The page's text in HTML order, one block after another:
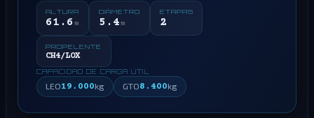
ALTURA
61.6 m
DIÁMETRO
5.4m
ETAPAS
2
PROPELENTE
CH4/LOX
CAPACIDAD DE CARGA ÚTIL
LEO19.000kg GTO8.400kg